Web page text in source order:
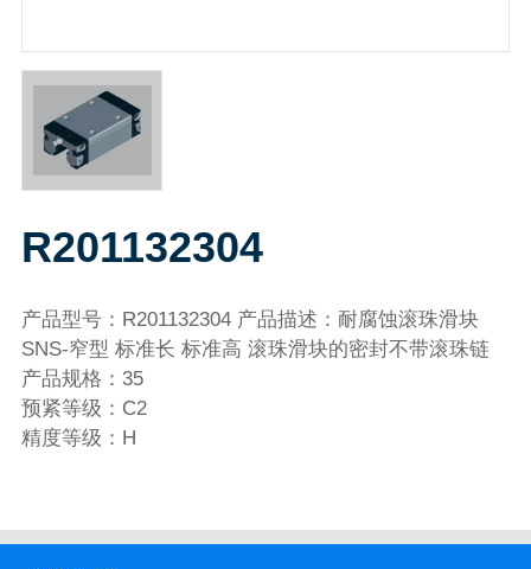
R201132304
产品型号：R201132304 产品描述：耐腐蚀滚珠滑块
SNS-窄型 标准长 标准高 滚珠滑块的密封不带滚珠链
产品规格：35
预紧等级：C2
精度等级：H